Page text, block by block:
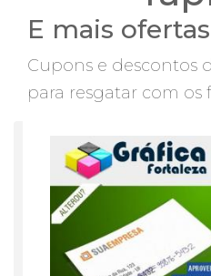
E mais ofertas
Cupons e descontos
para resgatar com os